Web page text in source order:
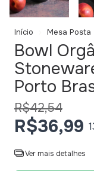
Início Mesa Posta
Bowl
Porto
R$42,54
R$36,99
Ver mais detalhes